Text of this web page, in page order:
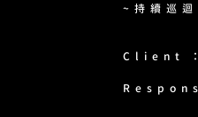
~持續巡迴
​Client ：